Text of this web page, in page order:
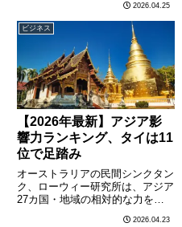
「Amaze（アメイズ）」への戦
略的出資を完了したことを明らか
にした。日タイの大手企業連携に
より、東南アジアのデジタルコマ
ース市場………
2026.04.25
ビジネス
【2026年最新】アジア影
響力ランキング、タイは11
位で足踏み
オーストラリアの民間シンクタン
ク、ローウィー研究所は、アジア
27カ国・地域の相対的な力を評
2026.04.23